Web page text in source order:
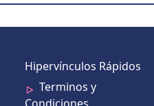
Hipervínculos Rápidos
Terminos y